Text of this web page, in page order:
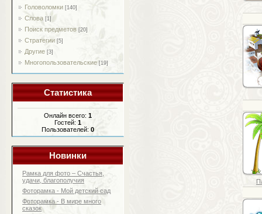
Головоломки [140]
Слова [1]
Поиск предметов [20]
Стратегии [5]
Другие [3]
Многопользовательские [19]
Статистика
Онлайн всего: 1
Гостей: 1
Пользователей: 0
Новинки
Рамка для фото – Счастья,
удачи, благополучия
Фоторамка - Мой детский сад
Фоторамка - В мире много
сказок